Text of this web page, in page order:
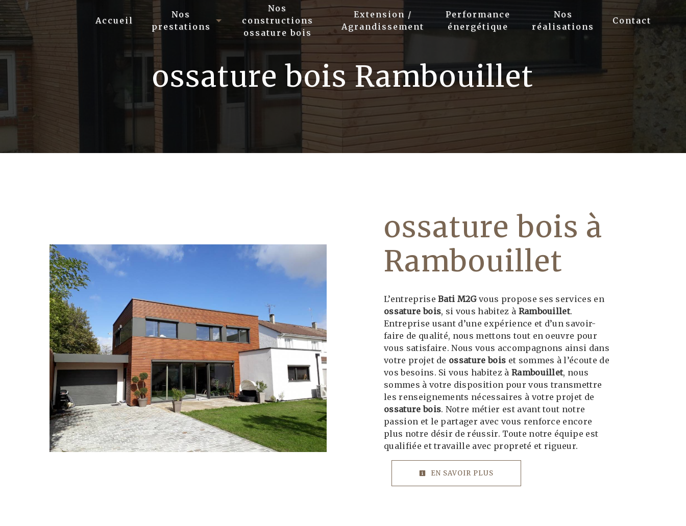
Accueil
Nos
prestations
Nos
constructions
ossature bois
Extension /
Agrandissement
Performance
énergétique
Nos
réalisations
Contact
ossature bois Rambouillet
ossature bois à
Rambouillet
L’entrepriseBati M2Gvous propose ses services en
ossature bois, si vous habitez à Rambouillet.
Entreprise usant d’une expérience et d’un savoir-
faire de qualité, nous mettons tout en oeuvre pour
vous satisfaire. Nous vous accompagnons ainsi dans
votre projet de ossature bois et sommes à l’écoute de
vos besoins. Si vous habitez à Rambouillet, nous
sommes à votre disposition pour vous transmettre
les renseignements nécessaires à votre projet de
ossature bois. Notre métier est avant tout notre
passion et le partager avec vous renforce encore
plus notre désir de réussir. Toute notre équipe est
qualifiée et travaille avec propreté et rigueur.
EN SAVOIR PLUS
Panneau de gestion des cookies